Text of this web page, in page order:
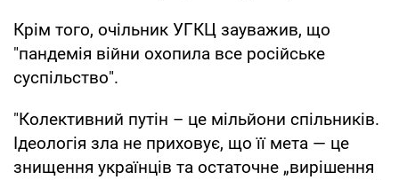
Крім того, очільник УГКЦ зауважив, що
"пандемія війни охопила все російське
суспільство".
"Колективний путін – це мільйони спільників.
Ідеологія зла не приховує, що її мета — це
знищення українців та остаточне „вирішення